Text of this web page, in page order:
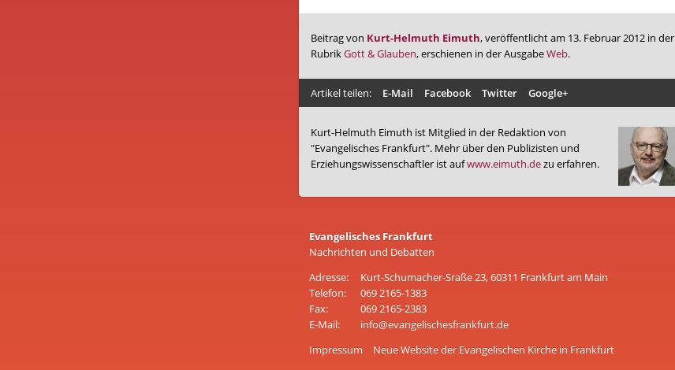
Beitrag von Kurt-Helmuth Eimuth, veröffentlicht am 13. Februar 2012 in der
RubrikGott & Glauben, erschienen in der AusgabeWeb.
Artikel teilen: E-Mail Facebook Twitter Google+
Kurt-Helmuth Eimuth ist Mitglied in der Redaktion von
"Evangelisches Frankfurt". Mehr über den Publizisten und
Erziehungswissenschaftler ist aufwww.eimuth.dezu erfahren.
Evangelisches Frankfurt
Nachrichten und Debatten
Adresse:
Kurt-Schumacher-Sraße 23, 60311 Frankfurt am Main
Telefon:
069 2165-1383
Fax:
069 2165-2383
E-Mail:
info@evangelischesfrankfurt.de
Impressum
Neue Website der Evangelischen Kirche in Frankfurt